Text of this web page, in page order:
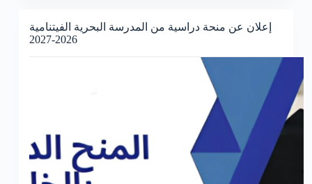
إعلان عن منحة دراسية من المدرسة البحرية الفيتنامية
2026-2027